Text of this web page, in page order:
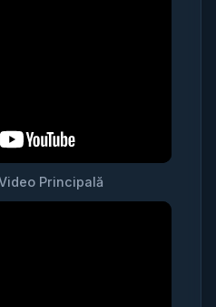
Principală